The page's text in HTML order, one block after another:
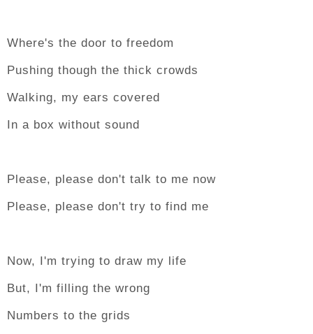
Where's the door to freedom
Pushing though the thick crowds
Walking, my ears covered
In a box without sound
Please, please don't talk to me now
Please, please don't try to find me
Now, I'm trying to draw my life
But, I'm filling the wrong
Numbers to the grids